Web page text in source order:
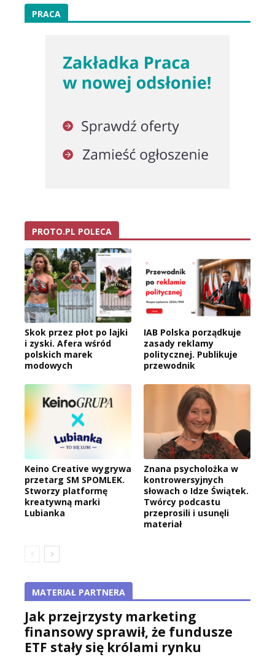
PRACA
PROTO.PL POLECA
Skok przez płot po lajki
i zyski. Afera wśród
polskich marek
modowych
IAB Polska porządkuje
zasady reklamy
politycznej. Publikuje
przewodnik
Keino Creative wygrywa
przetarg SM SPOMLEK.
Stworzy platformę
kreatywną marki
Lubianka
Znana psycholożka w
kontrowersyjnych
słowach o Idze Świątek.
Twórcy podcastu
przeprosili i usunęli
materiał
MATERIAŁ PARTNERA
Jak przejrzysty marketing
finansowy sprawił, że fundusze
ETF stały się królami rynku